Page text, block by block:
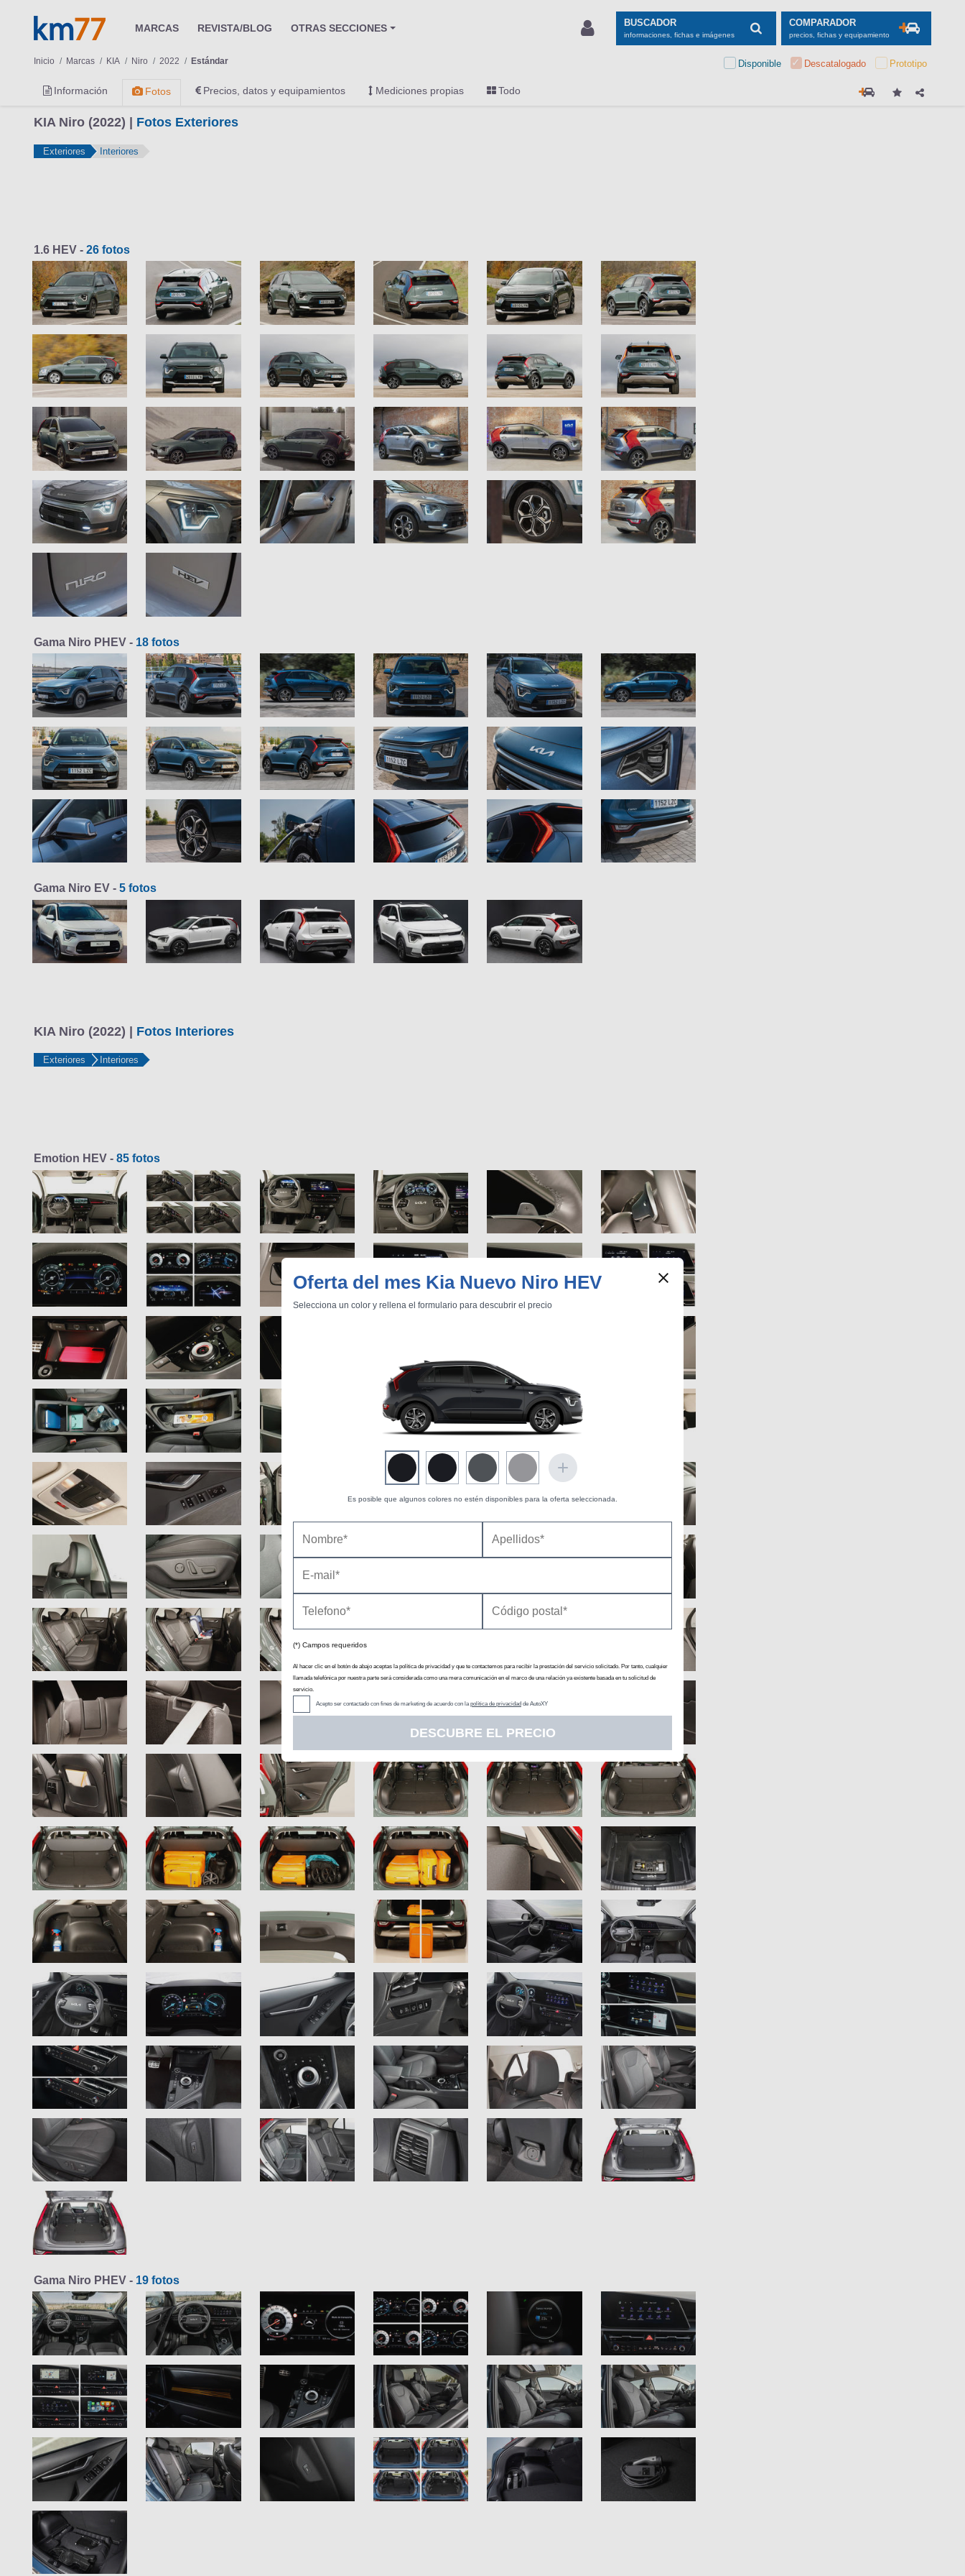
MARCAS REVISTA/BLOG OTRAS SECCIONES BUSCADOR
informaciones, fichas e imágenes
COMPARADOR
precios, fichas y equipamiento
Inicio Marcas KIA Niro 2022 Estándar Disponible Descatalogado Prototipo
Información Fotos Precios, datos y equipamientos Mediciones propias Todo
KIA Niro (2022) | Fotos Exteriores
Exteriores Interiores
1.6 HEV - 26 fotos
Gama Niro PHEV - 18 fotos
Gama Niro EV - 5 fotos
KIA Niro (2022) | Fotos Interiores
Exteriores Interiores
Emotion HEV - 85 fotos
Gama Niro PHEV - 19 fotos
Oferta del mes Kia Nuevo Niro HEV
Selecciona un color y rellena el formulario para descubrir el precio
Es posible que algunos colores no estén disponibles para la oferta seleccionada.
(*) Campos requeridos
Al hacer clic en el botón de abajo aceptas la política de privacidad y que te contactemos para recibir la prestación del servicio solicitado. Por tanto, cualquier
llamada telefónica por nuestra parte será considerada como una mera comunicación en el marco de una relación ya existente basada en tu solicitud de
servicio.
Acepto ser contactado con fines de marketing de acuerdo con la política de privacidad de AutoXY
DESCUBRE EL PRECIO